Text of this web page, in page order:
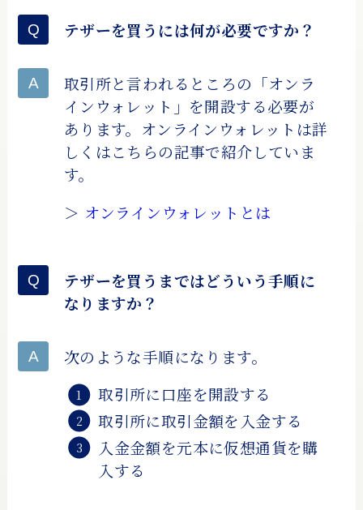
テザーを買うには何が必要ですか？
取引所と言われるところの「オンラ
インウォレット」を開設する必要が
あります。オンラインウォレットは詳
しくはこちらの記事で紹介していま
す。
＞ オンラインウォレットとは
テザーを買うまではどういう手順に
なりますか？
次のような手順になります。
取引所に口座を開設する
取引所に取引金額を入金する
入金金額を元本に仮想通貨を購
入する